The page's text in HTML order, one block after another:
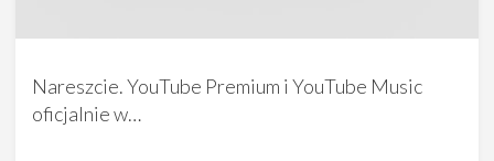
Nareszcie. YouTube Premium i YouTube Music
oficjalnie w…